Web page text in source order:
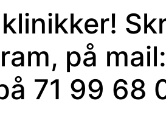
på mail:
71 99 68